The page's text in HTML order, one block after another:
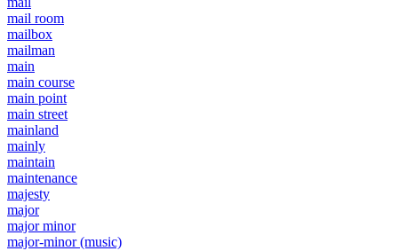
mail room
mailbox
mailman
main
main course
main point
main street
mainland
mainly
maintain
maintenance
majesty
major
major minor
major-minor (music)